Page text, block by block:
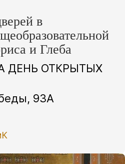
в
и Глеба
ДЕНЬ ОТКРЫТЫХ
93А